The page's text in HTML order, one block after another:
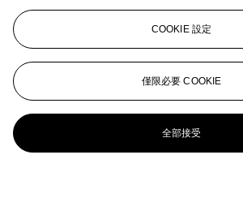
查看全部
查看全部
COOKIE 設定
僅限必要 COOKIE
全部接受